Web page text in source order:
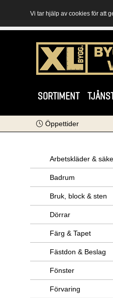
Vi tar hjälp av cookies för att
SORTIMENT
Öppettider
Arbetskläder &
Badrum
Bruk, block & sten
Dörrar
Färg & Tapet
Fästdon & Beslag
Fönster
Förvaring